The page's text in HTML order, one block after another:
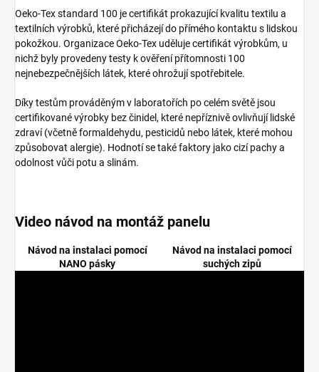
Oeko-Tex standard 100 je certifikát prokazující kvalitu textilu a
textilních výrobků, které přicházejí do přímého kontaktu s lidskou
pokožkou. Organizace Oeko-Tex uděluje certifikát výrobkům, u
nichž byly provedeny testy k ověření přítomnosti 100
nejnebezpečnějších látek, které ohrožují spotřebitele.
Díky testům prováděným v laboratořích po celém světě jsou
certifikované výrobky bez činidel, které nepříznivě ovlivňují lidské
zdraví (včetně formaldehydu, pesticidů nebo látek, které mohou
způsobovat alergie). Hodnotí se také faktory jako cizí pachy a
odolnost vůči potu a slinám.
Video návod na montáž panelu
Návod na instalaci pomocí
NANO pásky
Návod na instalaci pomocí
suchých zipů